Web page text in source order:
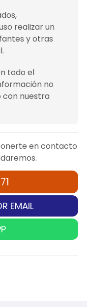
en contacto
EMAIL
realizar un
y otras
todo el
no
nuestra